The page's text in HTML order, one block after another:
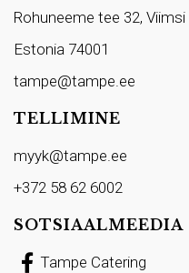
Rohuneeme tee 32, Viimsi
Estonia 74001
tampe@tampe.ee
TELLIMINE
myyk@tampe.ee
+372 58 62 6002
SOTSIAALMEEDIA
Tampe Catering